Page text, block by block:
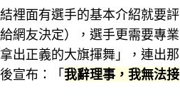
裡面有選手的基本介紹就要評
網友決定），選手更需要專業
出正義的大旗揮舞」，連出那
宣布：「我辭理事，我無法接